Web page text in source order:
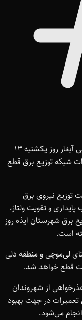
برق بخش سوسن، روستای لیموچی و منطقه دلی آبغار روز یکشنبه ۱۳
دلیل تعمیرات شبکه توزیع برق قطع
شرکت توزیع نیروی برق
و تقویت ولتاژ،
برق شهرستان ایذه روز
لی‌موچی و منطقه دلی
از شهروندان
تعمیرات در جهت بهبود
می‌شود.